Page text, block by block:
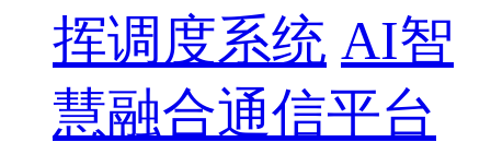
挥调度系统 AI智
慧融合通信平台